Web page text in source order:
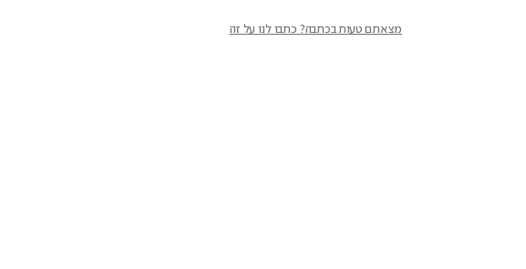
מצאתם טעות בכתבה? כתבו לנו על זה